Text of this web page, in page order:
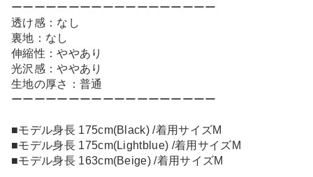
ーーーーーーーーーーーーーーーーーー
透け感：なし
裏地：なし
伸縮性：ややあり
光沢感：ややあり
生地の厚さ：普通
ーーーーーーーーーーーーーーーーーー
■モデル身長 175cm(Black) /着用サイズM
■モデル身長 175cm(Lightblue) /着用サイズM
■モデル身長 163cm(Beige) /着用サイズM